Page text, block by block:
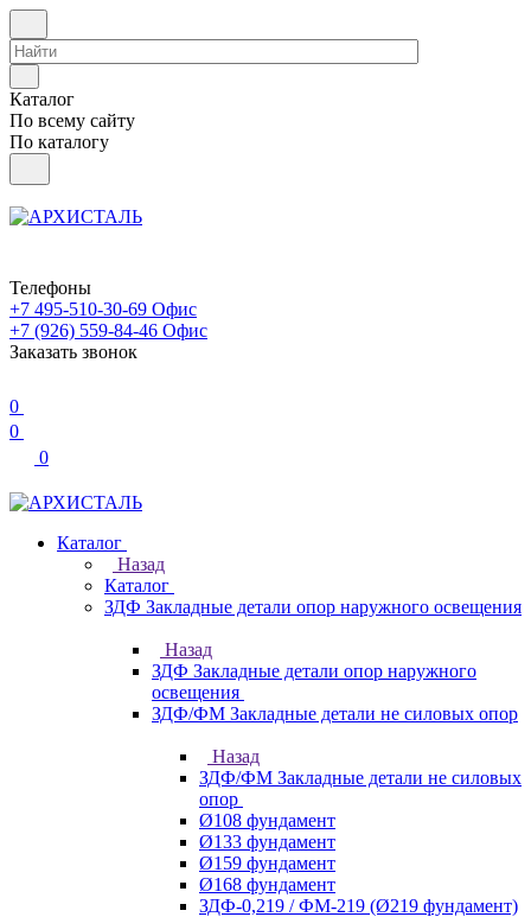
Каталог
По всему сайту
По каталогу
Телефоны
+7 495-510-30-69 Офис
+7 (926) 559-84-46 Офис
Заказать звонок
0
0
0
Каталог
Назад
Каталог
ЗДФ Закладные детали опор наружного освещения
Назад
ЗДФ Закладные детали опор наружного
освещения
ЗДФ/ФМ Закладные детали не силовых опор
Назад
ЗДФ/ФМ Закладные детали не силовых
опор
Ø108 фундамент
Ø133 фундамент
Ø159 фундамент
Ø168 фундамент
ЗДФ-0,219 / ФМ-219 (Ø219 фундамент)